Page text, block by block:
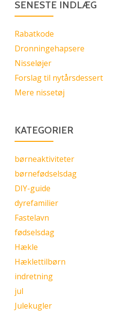
SENESTE INDLÆG
Rabatkode
Dronningehapsere
Nisseløjer
Forslag til nytårsdessert
Mere nissetøj
KATEGORIER
børneaktiviteter
børnefødselsdag
DIY-guide
dyrefamilier
Fastelavn
fødselsdag
Hækle
Hæklettilbørn
indretning
jul
Julekugler